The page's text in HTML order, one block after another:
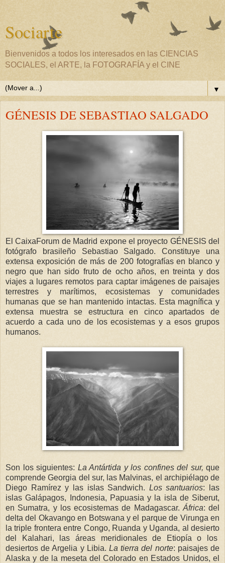
Sociarte
Bienvenidos a todos los interesados en las CIENCIAS
SOCIALES, el ARTE, la FOTOGRAFÍA y el CINE
▼
GÉNESIS DE SEBASTIAO SALGADO
El CaixaForum de Madrid expone el proyecto GÉNESIS del
fotógrafo brasileño Sebastiao Salgado. Constituye una
extensa exposición de más de 200 fotografías en blanco y
negro que han sido fruto de ocho años, en treinta y dos
viajes a lugares remotos para captar imágenes de paisajes
terrestres y marítimos, ecosistemas y comunidades
humanas que se han mantenido intactas. Esta magnífica y
extensa muestra se estructura en cinco apartados de
acuerdo a cada uno de los ecosistemas y a esos grupos
humanos.
Son los siguientes: La Antártida y los confines del sur, que
comprende Georgia del sur, las Malvinas, el archipiélago de
Diego Ramírez y las islas Sandwich. Los santuarios: las
islas Galápagos, Indonesia, Papuasia y la isla de Siberut,
en Sumatra, y los ecosistemas de Madagascar. África: del
delta del Okavango en Botswana y el parque de Virunga en
la triple frontera entre Congo, Ruanda y Uganda, al desierto
del Kalahari, las áreas meridionales de Etiopía o los
desiertos de Argelia y Libia. La tierra del norte: paisajes de
Alaska y de la meseta del Colorado en Estados Unidos, el